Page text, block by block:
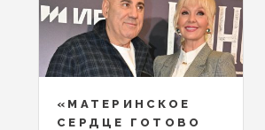
«МАТЕРИНСКОЕ
СЕРДЦЕ ГОТОВО